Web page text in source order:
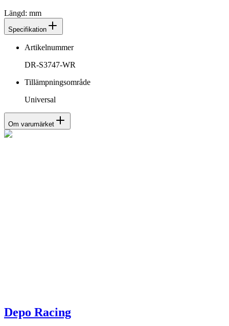
Längd: mm
Specifikation
Artikelnummer
DR-S3747-WR
Tillämpningsområde
Universal
Om varumärket
Depo Racing